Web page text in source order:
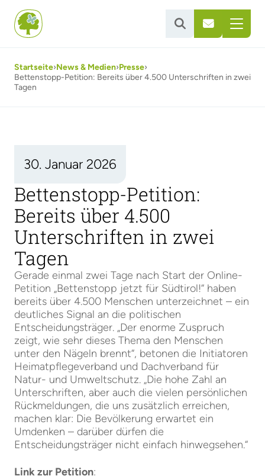
 
Startseite›News & Medien›Presse›
Bettenstopp-Petition: Bereits über 4.500 Unterschriften in zwei
Tagen
30. Januar 2026
Bettenstopp-Petition:
Bereits über 4.500
Unterschriften in zwei
Tagen
Gerade einmal zwei Tage nach Start der Online-
Petition „Bettenstopp jetzt für Südtirol!“ haben
bereits über 4.500 Menschen unterzeichnet – ein
deutliches Signal an die politischen
Entscheidungsträger. „Der enorme Zuspruch
zeigt, wie sehr dieses Thema den Menschen
unter den Nägeln brennt“, betonen die Initiatoren
Heimatpflegeverband und Dachverband für
Natur- und Umweltschutz. „Die hohe Zahl an
Unterschriften, aber auch die vielen persönlichen
Rückmeldungen, die uns zusätzlich erreichen,
machen klar: Die Bevölkerung erwartet ein
Umdenken – darüber dürfen die
Entscheidungsträger nicht einfach hinwegsehen.“
Link zur Petition: